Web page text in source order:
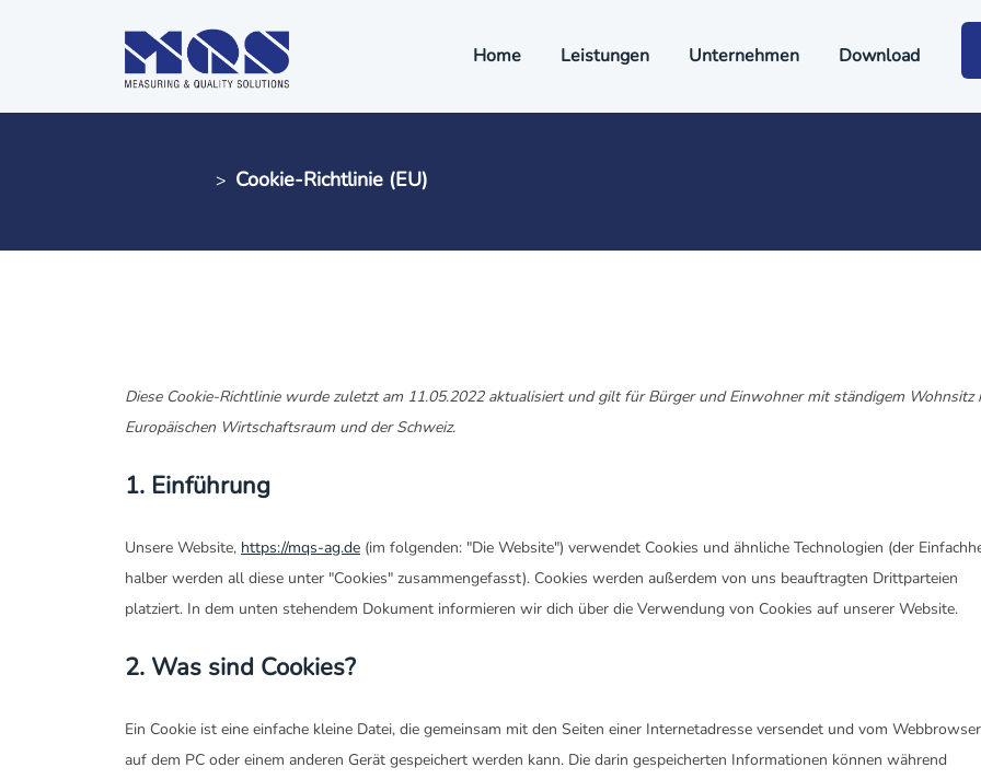
Home Leistungen Unternehmen Download
Cookie-Richtlinie (EU)
> Cookie-Richtlinie (EU)
Diese Cookie-Richtlinie wurde zuletzt am 11.05.2022 aktualisiert und gilt für Bürger und Einwohner mit ständigem Wohnsitz
Europäischen Wirtschaftsraum und der Schweiz.
1. Einführung
Unsere Website, https://mqs-ag.de (im folgenden: "Die Website") verwendet Cookies und ähnliche Technologien (der
halber werden all diese unter "Cookies" zusammengefasst). Cookies werden außerdem von uns beauftragten Drittparteien
platziert. In dem unten stehendem Dokument informieren wir dich über die Verwendung von Cookies auf unserer Website.
2. Was sind Cookies?
Ein Cookie ist eine einfache kleine Datei, die gemeinsam mit den Seiten einer Internetadresse versendet und vom Webbrowser
auf dem PC oder einem anderen Gerät gespeichert werden kann. Die darin gespeicherten Informationen können während